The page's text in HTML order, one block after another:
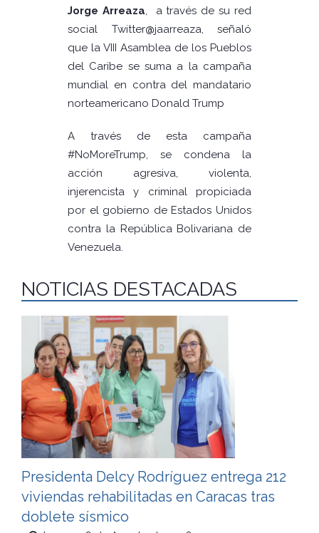
Jorge Arreaza, a través de su red
social Twitter@jaarreaza, señaló
que la VIII Asamblea de los Pueblos
del Caribe se suma a la campaña
mundial en contra del mandatario
norteamericano Donald Trump
A través de esta campaña
#NoMoreTrump, se condena la
acción agresiva, violenta,
injerencista y criminal propiciada
por el gobierno de Estados Unidos
contra la República Bolivariana de
Venezuela.
NOTICIAS DESTACADAS
Presidenta Delcy Rodríguez entrega 212
viviendas rehabilitadas en Caracas tras
doblete sísmico